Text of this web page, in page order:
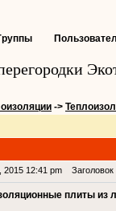
->
2015 12:41 pm Заголовок
плиты из